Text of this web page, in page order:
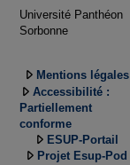
Université Panthéon
Sorbonne
Mentions légales
Accessibilité :
Partiellement
conforme
ESUP-Portail
Projet Esup-Pod